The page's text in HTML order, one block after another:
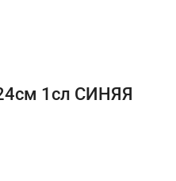
1сл СИНЯЯ